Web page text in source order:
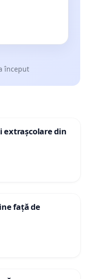
început
extrașcolare din
față de